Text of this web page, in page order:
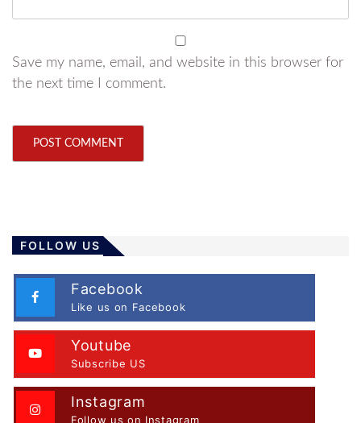
Save my name, email, and website in this browser for
the next time I comment.
FOLLOW US
Facebook
Like us on Facebook
Youtube
Subscribe US
Instagram
Follow us on Instagram